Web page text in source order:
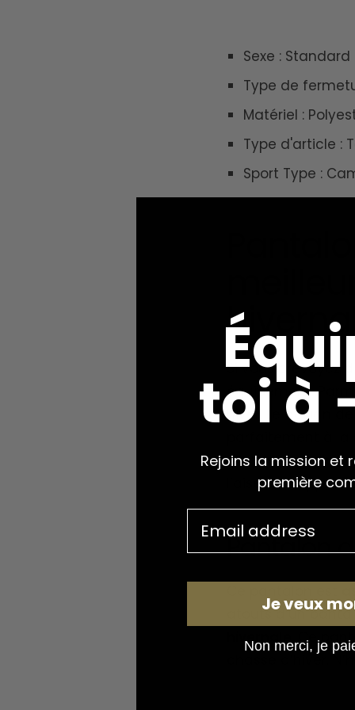
Sexe : Standard
Type de
Matériel :
Type d'article :
Sport Type :
Si vous prévoyez
équipement.
hiver. Le design
au ronce en plus
l’aise qu’il apporte.
Pantalon
atouts d’un
hivernale
. Ce
chasse d’hiver.
toi à
Rejoins la mission et
première
Je veux
Non merci, je